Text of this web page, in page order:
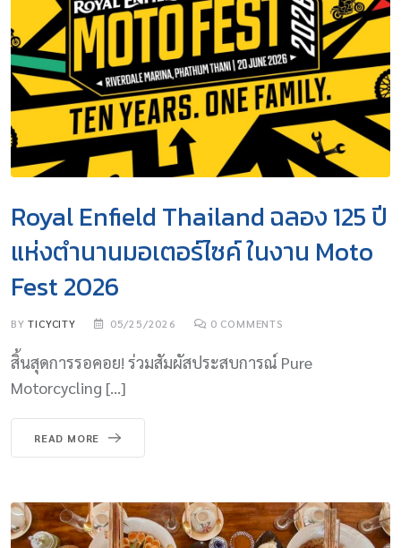
Royal Enfield Thailand ฉลอง 125 ปี
แห่งตำนานมอเตอร์ไซค์ ในงาน Moto
Fest 2026
BYTICYCITY 05/25/2026 0 COMMENTS
สิ้นสุดการรอคอย! ร่วมสัมผัสประสบการณ์ Pure
Motorcycling […]
READ MORE